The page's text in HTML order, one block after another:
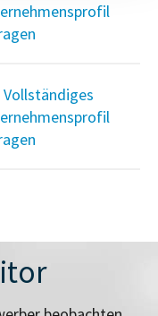
Vollständiges